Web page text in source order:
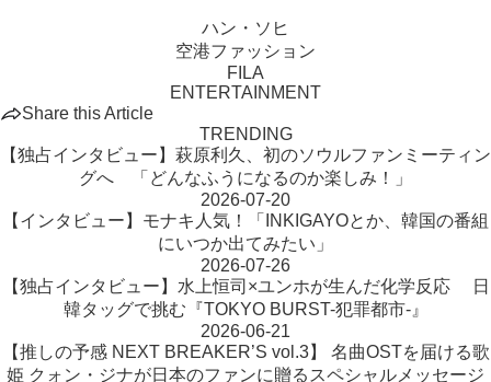
ハン・ソヒ
空港ファッション
FILA
ENTERTAINMENT
Share this Article
TRENDING
【独占インタビュー】萩原利久、初のソウルファンミーティン
グへ 「どんなふうになるのか楽しみ！」
2026-07-20
【インタビュー】モナキ人気！「INKIGAYOとか、韓国の番組
にいつか出てみたい」
2026-07-26
【独占インタビュー】水上恒司×ユンホが生んだ化学反応 日
韓タッグで挑む『TOKYO BURST-犯罪都市-』
2026-06-21
【推しの予感 NEXT BREAKER’S vol.3】 名曲OSTを届ける歌
姫 クォン・ジナが日本のファンに贈るスペシャルメッセージ